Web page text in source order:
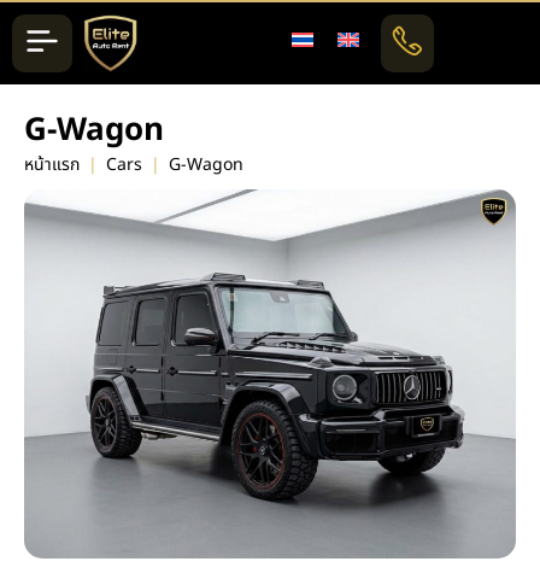
G-Wagon
หน้าแรก | Cars | G-Wagon